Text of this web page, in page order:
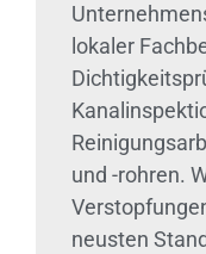
lokaler
und -rohren.
neusten